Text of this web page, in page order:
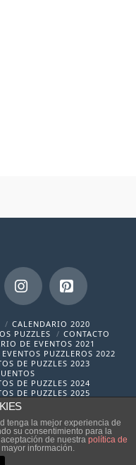
InstagramPinterest
CALENDARIO 2020
PUZZLES
CONTACTO
DE EVENTOS 2021
PUZZLEROS 2022
DE PUZZLES 2023
DE PUZZLES 2024
DE PUZZLES 2025
tenga la mejor experiencia de
su consentimiento para la
de nuestra política de
información.